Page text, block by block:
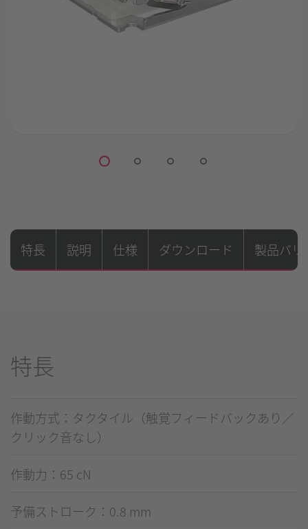
特長 説明 仕様 ダウンロード 製品バ
特長
作動方式：タクタイル（触覚フィードバックあり／
クリック音なし）
作動力：65 cN
予備ストローク：0.8 mm